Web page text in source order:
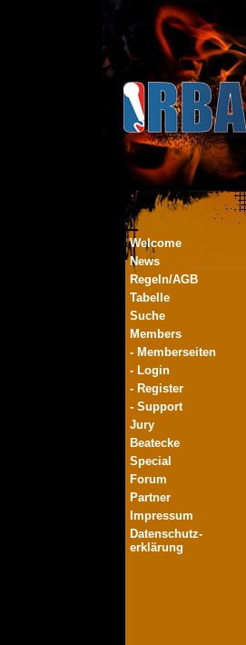
Welcome
News
Regeln/AGB
Tabelle
Suche
Members
- Memberseiten
- Login
- Register
- Support
Jury
Beatecke
Special
Forum
Partner
Impressum
Datenschutz-
erklärung